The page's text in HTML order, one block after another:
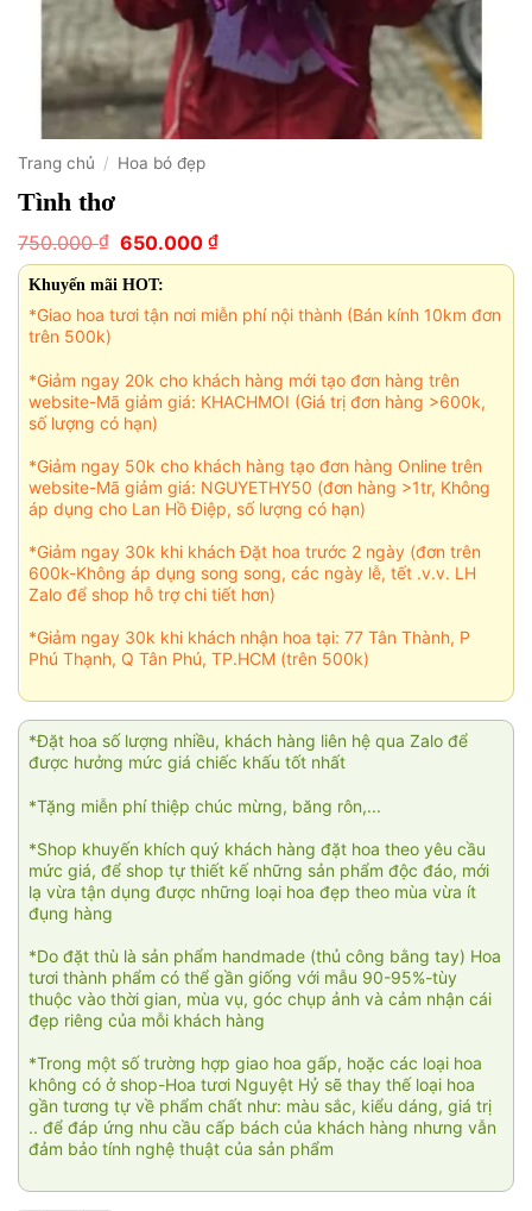
Trang chủ / Hoa bó đẹp
Tình thơ
750.000₫ Giá
gốc
là:
750.000 ₫.
650.000 ₫Giá
hiện
650.000 ₫.
Khuyến mãi HOT:
*Giao hoa tươi tận nơi miễn phí nội thành (Bán kính 10km đơn
trên 500k)
*Giảm ngay 20k cho khách hàng mới tạo đơn hàng trên
website-Mã giảm giá: KHACHMOI (Giá trị đơn hàng >600k,
số lượng có hạn)
*Giảm ngay 50k cho khách hàng tạo đơn hàng Online trên
website-Mã giảm giá: NGUYETHY50 (đơn hàng >1tr, Không
áp dụng cho Lan Hồ Điệp, số lượng có hạn)
*Giảm ngay 30k khi khách Đặt hoa trước 2 ngày (đơn trên
600k-Không áp dụng song song, các ngày lễ, tết .v.v. LH
Zalo để shop hỗ trợ chi tiết hơn)
*Giảm ngay 30k khi khách nhận hoa tại: 77 Tân Thành, P
Phú Thạnh, Q Tân Phú, TP.HCM (trên 500k)
*Đặt hoa số lượng nhiều, khách hàng liên hệ qua Zalo để
được hưởng mức giá chiếc khấu tốt nhất
*Tặng miễn phí thiệp chúc mừng, băng rôn,...
*Shop khuyến khích quý khách hàng đặt hoa theo yêu cầu
mức giá, để shop tự thiết kế những sản phẩm độc đáo, mới
lạ vừa tận dụng được những loại hoa đẹp theo mùa vừa ít
đụng hàng
*Do đặt thù là sản phẩm handmade (thủ công bằng tay) Hoa
tươi thành phẩm có thể gần giống với mẫu 90-95%-tùy
thuộc vào thời gian, mùa vụ, góc chụp ảnh và cảm nhận cái
đẹp riêng của mỗi khách hàng
*Trong một số trường hợp giao hoa gấp, hoặc các loại hoa
không có ở shop-Hoa tươi Nguyệt Hỷ sẽ thay thế loại hoa
gần tương tự về phẩm chất như: màu sắc, kiểu dáng, giá trị
.. để đáp ứng nhu cầu cấp bách của khách hàng nhưng vẫn
đảm bảo tính nghệ thuật của sản phẩm